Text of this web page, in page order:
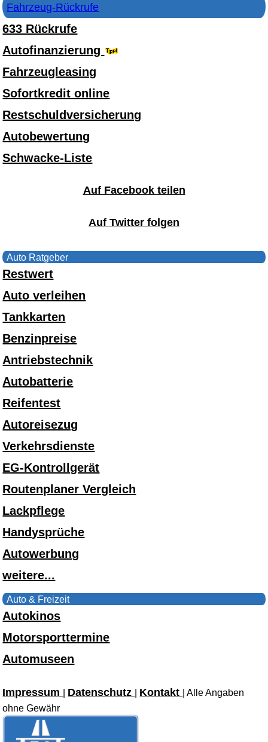
Fahrzeug-Rückrufe
633 Rückrufe
Autofinanzierung
Fahrzeugleasing
Sofortkredit online
Restschuldversicherung
Autobewertung
Schwacke-Liste
Auf Facebook teilen
Auf Twitter folgen
Auto Ratgeber
Restwert
Auto verleihen
Tankkarten
Benzinpreise
Antriebstechnik
Autobatterie
Reifentest
Autoreisezug
Verkehrsdienste
EG-Kontrollgerät
Routenplaner Vergleich
Lackpflege
Handysprüche
Autowerbung
weitere...
Auto & Freizeit
Autokinos
Motorsporttermine
Automuseen
Impressum Datenschutz Kontakt
| Alle Angaben
ohne Gewähr